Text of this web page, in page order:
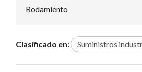
Rodamiento
Clasificado en: Suministros